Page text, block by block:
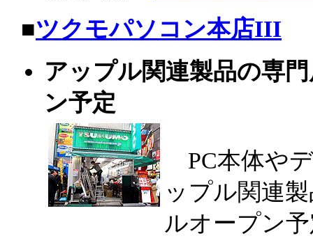
■ツクモパソコン本店III
アップル関連製品の専
ン予定
PC本体や
ップル関連
ルオープン